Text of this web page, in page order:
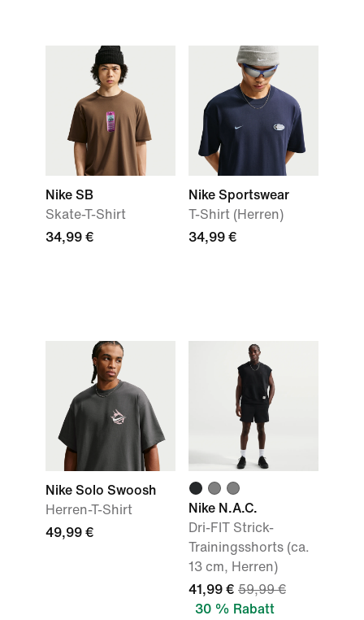
Nike SB
Skate-T-Shirt
34,99 €
Nike Sportswear
T-Shirt (Herren)
34,99 €
Nike Solo Swoosh
Herren-T-Shirt
49,99 €
Nike N.A.C.
Dri-FIT Strick-
Trainingsshorts (ca.
13 cm, Herren)
41,99 € 59,99 €
30 % Rabatt